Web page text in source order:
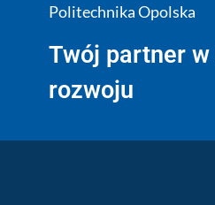
Politechnika Opolska
Twój partner w
rozwoju